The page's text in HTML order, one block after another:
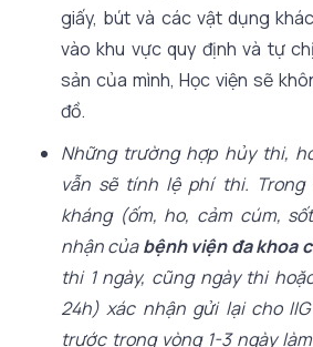
giấy, bút và các vật dụng
vào khu vực quy định và tự
sản của mình, Học viện sẽ
đồ.
Những trường hợp hủy thi,
vẫn sẽ tính lệ phí thi.
kháng (ốm, ho, cảm cúm,
nhận củabệnh viện đa khoa
thi 1 ngày, cũng ngày thi
24h) xác nhận gửi lại cho
trước trong vòng 1-3 ngày